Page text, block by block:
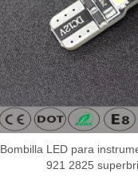
Bombilla LED para
921 2825